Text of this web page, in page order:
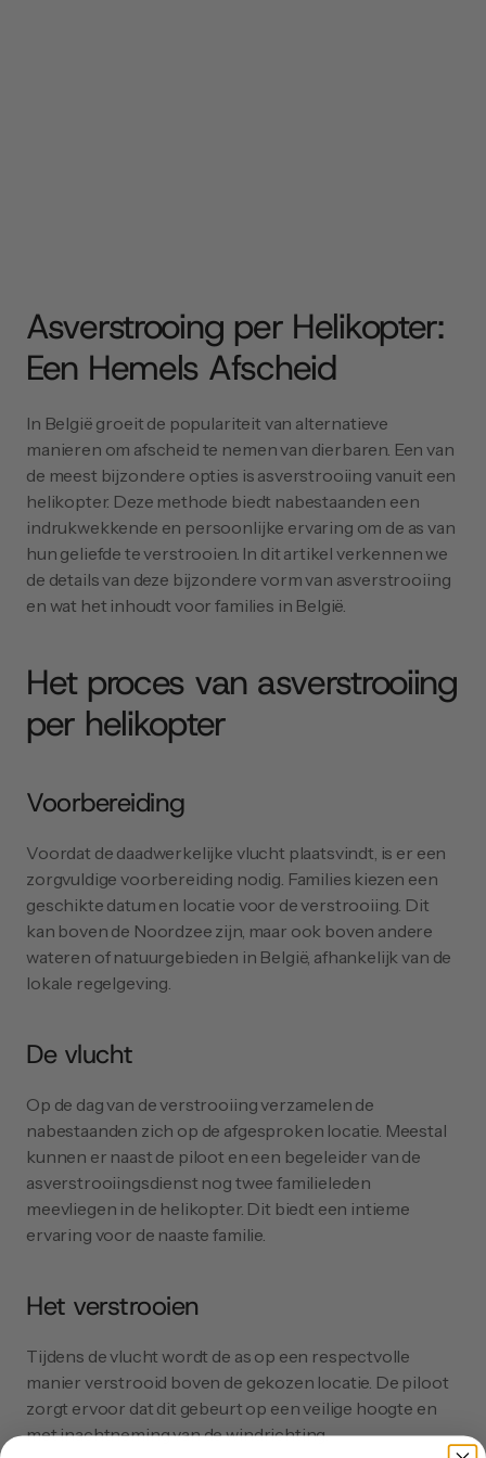
Asverstrooing per Helikopter:
Een Hemels Afscheid
In België groeit de populariteit van alternatieve
manieren om afscheid te nemen van dierbaren. Een van
de meest bijzondere opties is asverstrooiing vanuit een
helikopter. Deze methode biedt nabestaanden een
indrukwekkende en persoonlijke ervaring om de as van
hun geliefde te verstrooien. In dit artikel verkennen we
de details van deze bijzondere vorm van asverstrooiing
en wat het inhoudt voor families in België.
Het proces van asverstrooiing
per helikopter
Voorbereiding
Voordat de daadwerkelijke vlucht plaatsvindt, is er een
zorgvuldige voorbereiding nodig. Families kiezen een
geschikte datum en locatie voor de verstrooiing. Dit
kan boven de Noordzee zijn, maar ook boven andere
wateren of natuurgebieden in België, afhankelijk van de
lokale regelgeving.
De vlucht
Op de dag van de verstrooiing verzamelen de
nabestaanden zich op de afgesproken locatie. Meestal
kunnen er naast de piloot en een begeleider van de
asverstrooiingsdienst nog twee familieleden
meevliegen in de helikopter. Dit biedt een intieme
ervaring voor de naaste familie.
Het verstrooien
Tijdens de vlucht wordt de as op een respectvolle
manier verstrooid boven de gekozen locatie. De piloot
zorgt ervoor dat dit gebeurt op een veilige hoogte en
met inachtneming van de windrichting.